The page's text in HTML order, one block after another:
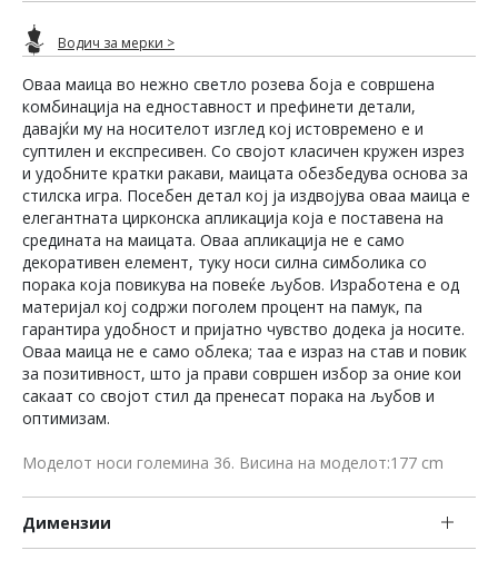
Оваа маица во нежно светло розева боја е совршена
комбинација на едноставност и префинети детали,
давајќи му на носителот изглед кој истовремено е и
суптилен и експресивен. Со својот класичен кружен изрез
и удобните кратки ракави, маицата обезбедува основа за
стилска игра. Посебен детал кој ја издвојува оваа маица е
елегантната цирконска апликација која е поставена на
средината на маицата. Оваа апликација не е само
декоративен елемент, туку носи силна симболика со
порака која повикува на повеќе љубов. Изработена е од
материјал кој содржи поголем процент на памук, па
гарантира удобност и пријатно чувство додека ја носите.
Оваа маица не е само облека; таа е израз на став и повик
за позитивност, што ја прави совршен избор за оние кои
сакаат со својот стил да пренесат порака на љубов и
оптимизам.
Моделот носи големина 36. Висина на моделот:177 cm
Димензии
Водич за мерки >